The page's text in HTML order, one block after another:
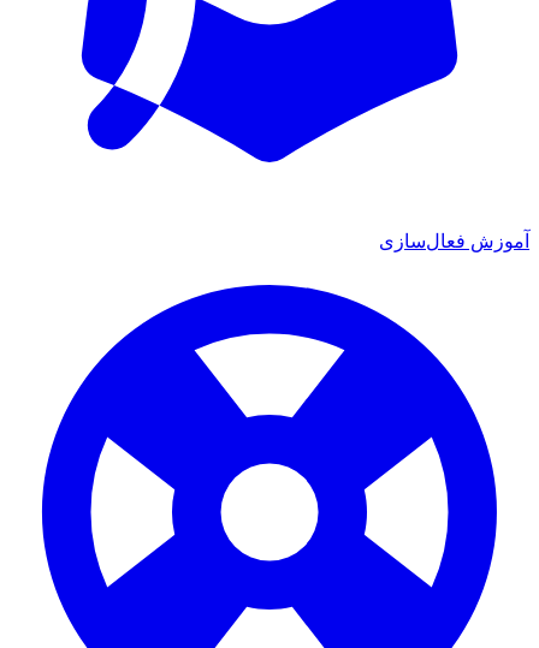
آموزش فعال‌سازی